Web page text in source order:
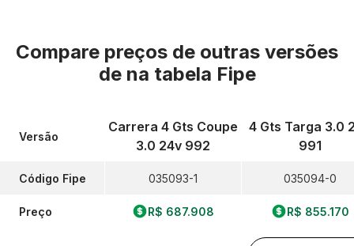
Compare preços de outras versões
de na tabela Fipe
Versão
Código Fipe
Preço
Carrera 4 Gts Coupe
3.0 24v 992
035093-1
R$ 687.908
4 Gts Targa 3.0
991
035094-0
R$ 855.170